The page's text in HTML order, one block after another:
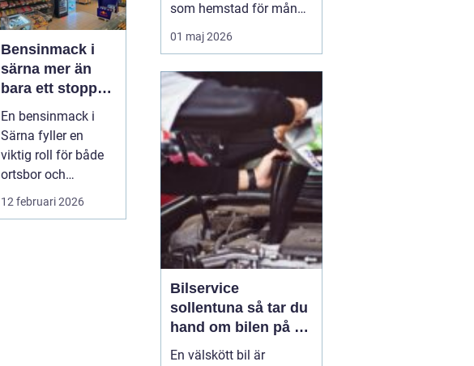
Bensinmack i
särna mer än
bara ett stopp
för att tanka
En bensinmack i
Särna fyller en
viktig roll för både
ortsbor och
förbipasserande.
12 februari 2026
som hemstad för många
pendlare, studenter och
företagare. En pålitlig
bara ett bekvämt sätt att
ta sig från punkt A till
punkt B. För många
handlar det om att få
vardagen att fungera,
01 maj 2026
Bilservice
sollentuna så tar du
hand om bilen på ett
smart sätt
En välskött bil är